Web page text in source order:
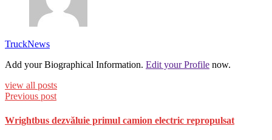
TruckNews
Add your Biographical Information. Edit your Profile now.
view all posts
Previous post
Wrightbus dezvăluie primul camion electric repropulsat